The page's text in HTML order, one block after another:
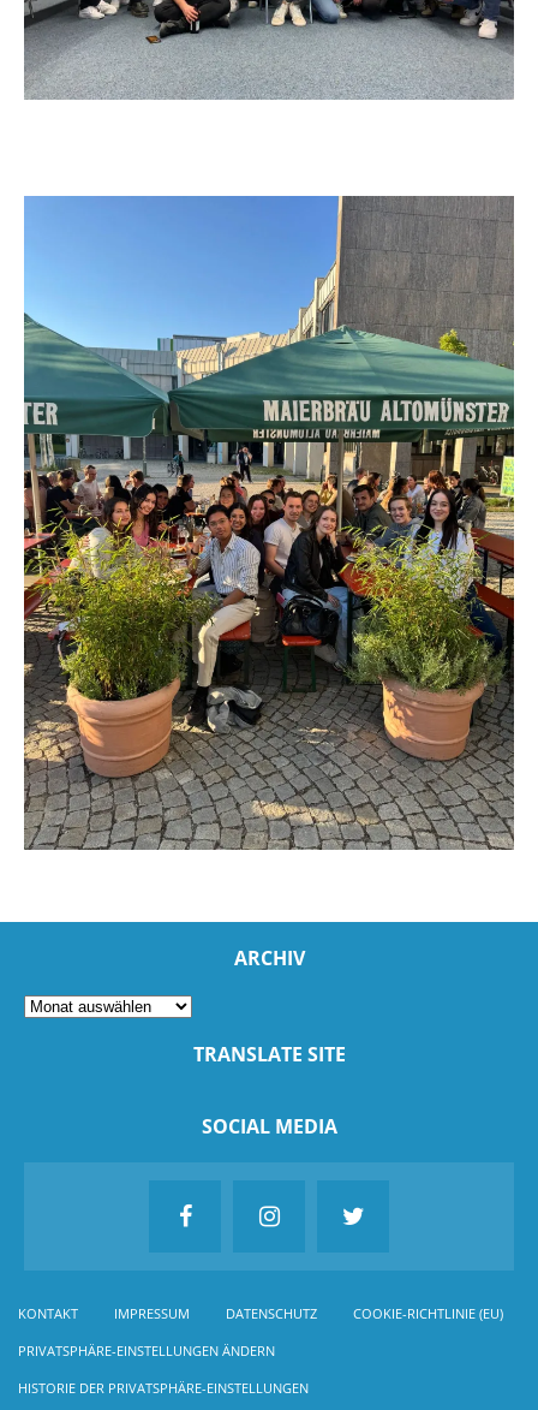
ARCHIV
TRANSLATE SITE
SOCIAL MEDIA
KONTAKT IMPRESSUM DATENSCHUTZ COOKIE-RICHTLINIE (EU)
PRIVATSPHÄRE-EINSTELLUNGEN ÄNDERN
HISTORIE DER PRIVATSPHÄRE-EINSTELLUNGEN